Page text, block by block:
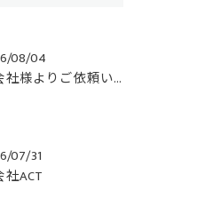
08/04
建装会社様よりご依頼いただき、キッチンリフォームで発生した廃...
07/31
ACT